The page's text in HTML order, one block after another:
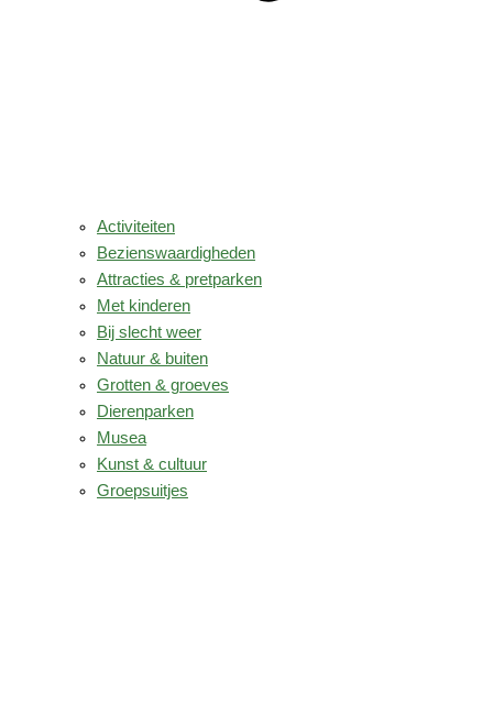
Activiteiten
Bezienswaardigheden
Attracties & pretparken
Met kinderen
Bij slecht weer
Natuur & buiten
Grotten & groeves
Dierenparken
Musea
Kunst & cultuur
Groepsuitjes